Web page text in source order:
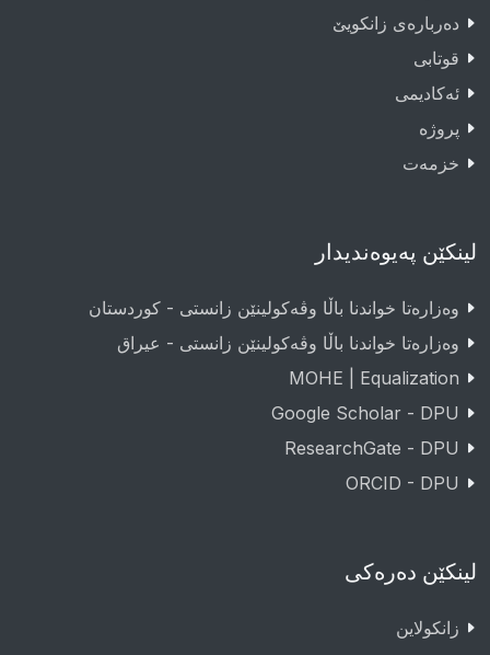
دەربارەى زانکویێ
قوتابى
ئەکادیمى
پروژە
خزمەت
لینکێن پەیوەندیدار
وەزارەتا خواندنا باڵا وڤەکولینێن زانستی - کوردستان
وەزارەتا خواندنا باڵا وڤەکولینێن زانستی - عيراق
MOHE | Equalization
Google Scholar - DPU
ResearchGate - DPU
ORCID - DPU
لینکێن دەرەکی
زانکولاین